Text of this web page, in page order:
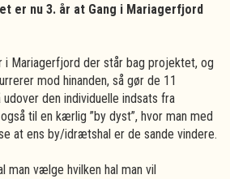
er nu 3. år at Gang i Mariagerfjord
Mariagerfjord der står bag projektet, og
mod hinanden, så gør de 11
den individuelle indsats fra
til en kærlig ”by dyst”, hvor man med
at ens by/idrætshal er de sande vindere.
man vælge hvilken hal man vil